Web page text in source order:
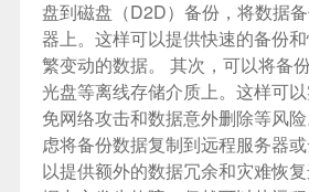
盘到磁盘（D2D）备份，将数据
器上。这样可以提供快速的备份
繁变动的数据。 其次，可以将备
光盘等离线存储介质上。这样可
免网络攻击和数据意外删除等风
虑将备份数据复制到远程服务器
以提供额外的数据冗余和灾难恢